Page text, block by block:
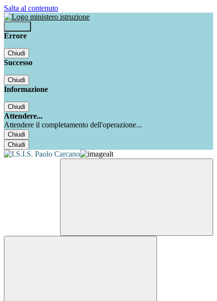
Salta al contenuto
Errore
Chiudi
Successo
Chiudi
Informazione
Chiudi
Attendere...
Attendere il completamento dell'operazione...
Chiudi
Chiudi